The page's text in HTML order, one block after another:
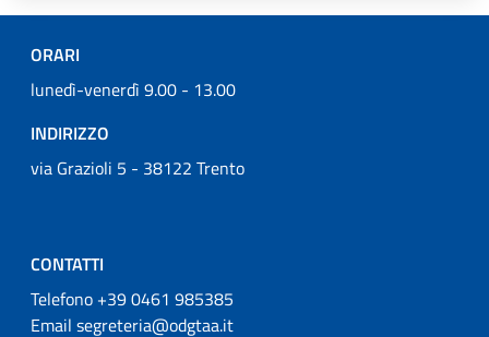
ORARI
lunedì-venerdì 9.00 - 13.00
INDIRIZZO
via Grazioli 5 - 38122 Trento
CONTATTI
Telefono +39 0461 985385
Email segreteria@odgtaa.it